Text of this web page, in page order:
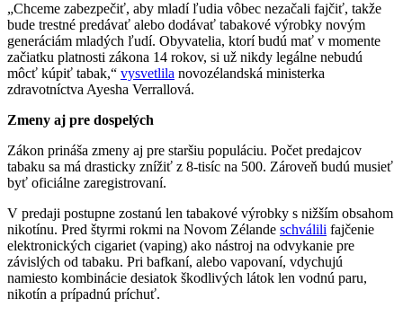
„Chceme zabezpečiť, aby mladí ľudia vôbec nezačali fajčiť, takže
bude trestné predávať alebo dodávať tabakové výrobky novým
generáciám mladých ľudí. Obyvatelia, ktorí budú mať v momente
začiatku platnosti zákona 14 rokov, si už nikdy legálne nebudú
môcť kúpiť tabak,“ vysvetlila novozélandská ministerka
zdravotníctva Ayesha Verrallová.
Zmeny aj pre dospelých
Zákon prináša zmeny aj pre staršiu populáciu. Počet predajcov
tabaku sa má drasticky znížiť z 8-tisíc na 500. Zároveň budú musieť
byť oficiálne zaregistrovaní.
V predaji postupne zostanú len tabakové výrobky s nižším obsahom
nikotínu. Pred štyrmi rokmi na Novom Zélande schválili fajčenie
elektronických cigariet (vaping) ako nástroj na odvykanie pre
závislých od tabaku. Pri bafkaní, alebo vapovaní, vdychujú
namiesto kombinácie desiatok škodlivých látok len vodnú paru,
nikotín a prípadnú príchuť.